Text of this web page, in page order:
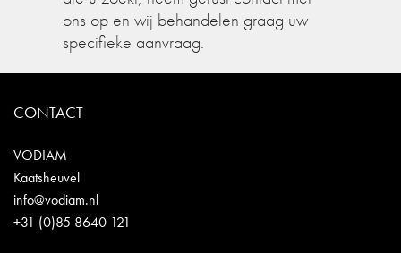
ons op en wij behandelen graag uw
specifieke aanvraag.
CONTACT
VODIAM
Kaatsheuvel
info@vodiam.nl
+31 (0)85 8640 121